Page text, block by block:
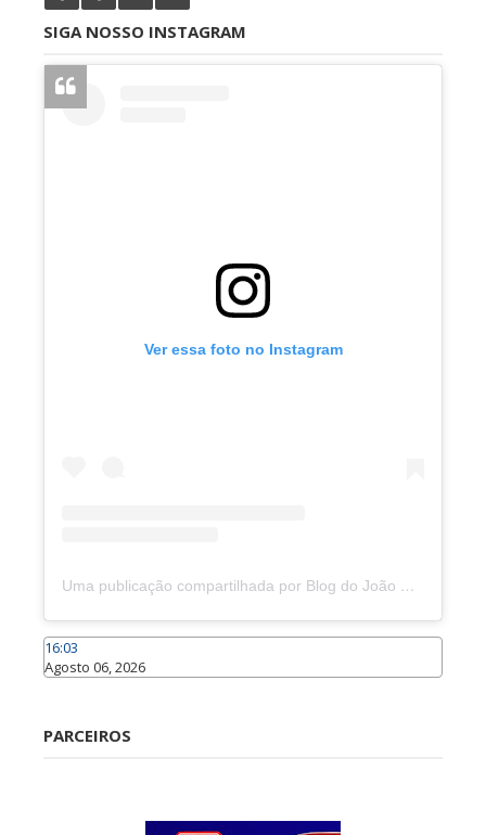
SIGA NOSSO INSTAGRAM
Ver essa foto no Instagram
Uma publicação compartilhada por Blog do João Marcolino (@joaomarcolinoneto)
16:03
Agosto 06, 2026
PARCEIROS